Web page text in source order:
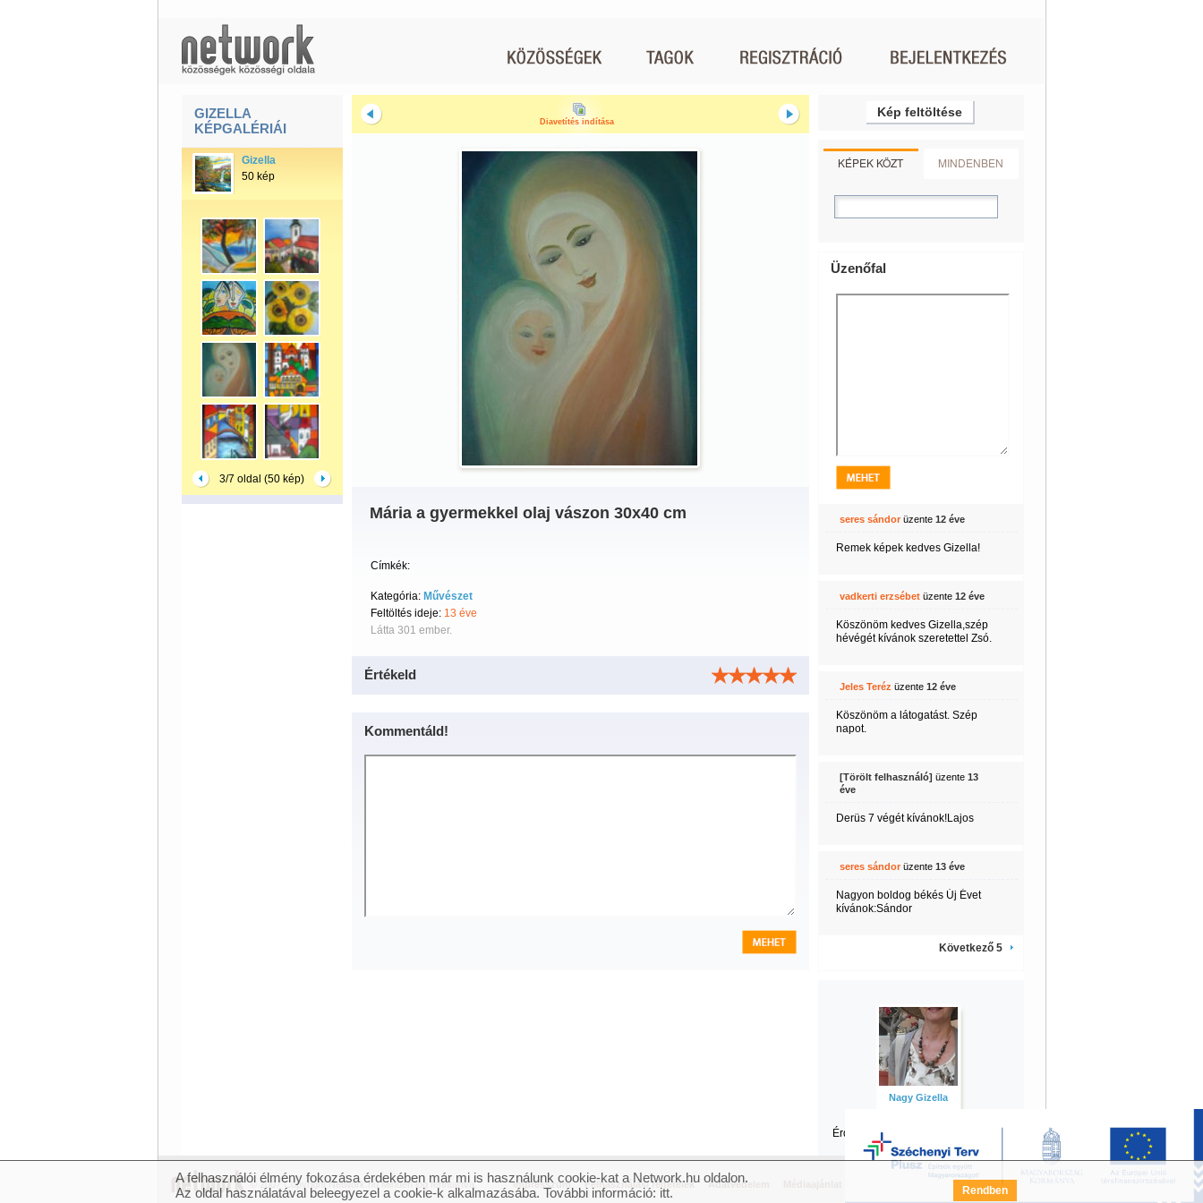
GIZELLA
KÉPGALÉRIÁI
Gizella
50 kép
3/7 oldal (50 kép)
Diavetítés indítása
Mária a gyermekkel olaj vászon 30x40 cm
Címkék:
Kategória: Művészet
Feltöltés ideje: 13 éve
Látta 301 ember.
Értékeld
Kommentáld!
Kép feltöltése
KÉPEK KÖZT MINDENBEN
Üzenőfal
seres sándorüzente 12 éve
Remek képek kedves Gizella!
vadkerti erzsébetüzente 12 éve
Köszönöm kedves Gizella,szép
hévégét kívánok szeretettel Zsó.
Jeles Teréz üzente 12 éve
Köszönöm a látogatást. Szép
napot.
[Törölt felhasználó] üzente 13
éve
Derüs 7 végét kívánok!Lajos
seres sándorüzente 13 éve
Nagyon boldog békés Új Évet
kívánok:Sándor
Következő 5
Nagy Gizella
Érdekel Gizella
© 2007 Copyright Network.hu Minden jog fenntartva. Impresszum Felhasználási feltételek Adatvédelem Széchenyi Terv Pályázat FAQ
A felhasználói élmény fokozása érdekében már mi is használunk cookie-kat a Network.hu oldalon.
Az oldal használatával beleegyezel a cookie-k alkalmazásába. További információ: itt. Rendben